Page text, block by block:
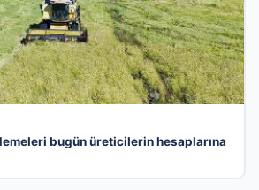
bugün üreticilerin hesaplarına